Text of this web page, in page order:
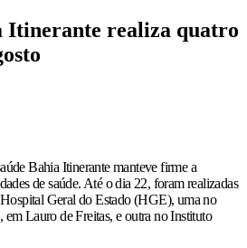
Itinerante realiza quatro
Bahia Itinerante manteve firme a
de saúde. Até o dia 22, foram realizadas
Geral do Estado (HGE), uma no
Lauro de Freitas, e outra no Instituto